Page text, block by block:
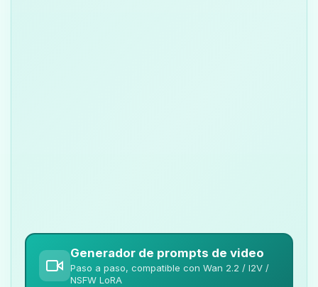
Generador de prompts de video
Paso a paso, compatible con Wan 2.2 / I2V /
NSFW LoRA